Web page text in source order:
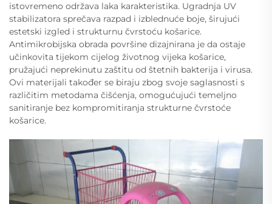
istovremeno održava laka karakteristika. Ugradnja UV
stabilizatora sprečava razpad i izblednuće boje, širujući
estetski izgled i strukturnu čvrstoću košarice.
Antimikrobijska obrada površine dizajnirana je da ostaje
učinkovita tijekom cijelog životnog vijeka košarice,
pružajući neprekinutu zaštitu od štetnih bakterija i virusa.
Ovi materijali također se biraju zbog svoje saglasnosti s
različitim metodama čišćenja, omogućujući temeljno
sanitiranje bez kompromitiranja strukturne čvrstoće
košarice.